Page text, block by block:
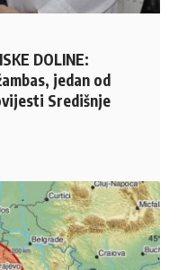
DOLINE:
jedan od
Središnje